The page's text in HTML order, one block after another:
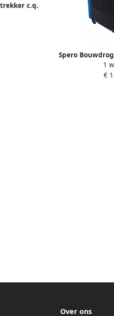
c.q.
SPVM05D |
Spero
90 liter | met1
€
Over ons